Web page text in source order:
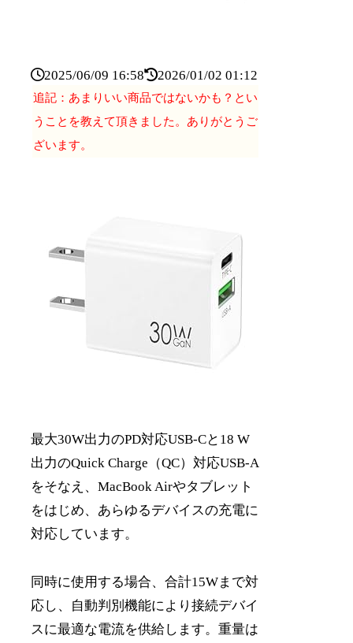
2025/06/09 16:58 2026/01/02 01:12
追記：あまりいい商品ではないかも？とい
うことを教えて頂きました。ありがとうご
ざいます。
最大30W出力のPD対応USB-Cと18 W
出力のQuick Charge（QC）対応USB-A
をそなえ、MacBook Airやタブレット
をはじめ、あらゆるデバイスの充電に
対応しています。
同時に使用する場合、合計15Wまで対
応し、自動判別機能により接続デバイ
スに最適な電流を供給します。重量は